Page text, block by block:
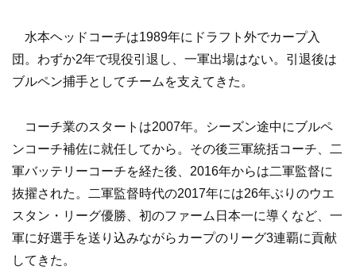
水本ヘッドコーチは1989年にドラフト外でカープ入
団。わずか2年で現役引退し、一軍出場はない。引退後は
ブルペン捕手としてチームを支えてきた。
コーチ業のスタートは2007年。シーズン途中にブルペ
ンコーチ補佐に就任してから。その後三軍統括コーチ、二
軍バッテリーコーチを経た後、2016年からは二軍監督に
抜擢された。二軍監督時代の2017年には26年ぶりのウエ
スタン・リーグ優勝、初のファーム日本一に導くなど、一
軍に好選手を送り込みながらカープのリーグ3連覇に貢献
してきた。